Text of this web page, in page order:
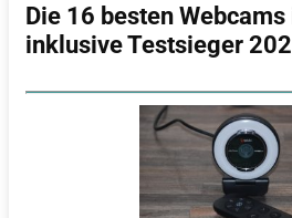
Die 16 besten
inklusive Testsieger